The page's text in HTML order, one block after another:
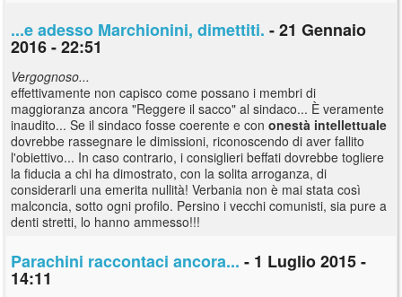
...e adesso Marchionini, dimettiti. - 21 Gennaio
2016 - 22:51
Vergognoso...
effettivamente non capisco come possano i membri di
maggioranza ancora "Reggere il sacco" al sindaco... È veramente
inaudito... Se il sindaco fosse coerente e con onestà intellettuale
dovrebbe rassegnare le dimissioni, riconoscendo di aver fallito
l'obiettivo... In caso contrario, i consiglieri beffati dovrebbe togliere
la fiducia a chi ha dimostrato, con la solita arroganza, di
considerarli una emerita nullità! Verbania non è mai stata così
malconcia, sotto ogni profilo. Persino i vecchi comunisti, sia pure a
denti stretti, lo hanno ammesso!!!
Parachini raccontaci ancora... - 1 Luglio 2015 -
14:11